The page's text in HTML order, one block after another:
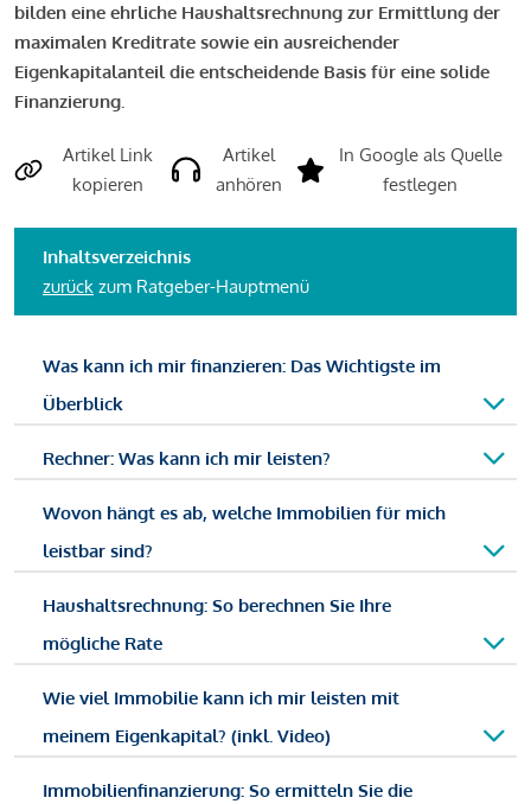
bilden eine ehrliche Haushaltsrechnung zur Ermittlung der
maximalen Kreditrate sowie ein ausreichender
Eigenkapitalanteil die entscheidende Basis für eine solide
Finanzierung.
Artikel Link
kopieren
Artikel
anhören
In Google als Quelle
festlegen
Inhaltsverzeichnis
zurück zum Ratgeber-Hauptmenü
Was kann ich mir finanzieren: Das Wichtigste im
Überblick
Rechner: Was kann ich mir leisten?
Wovon hängt es ab, welche Immobilien für mich
leistbar sind?
Haushaltsrechnung: So berechnen Sie Ihre
mögliche Rate
Wie viel Immobilie kann ich mir leisten mit
meinem Eigenkapital? (inkl. Video)
Immobilienfinanzierung: So ermitteln Sie die